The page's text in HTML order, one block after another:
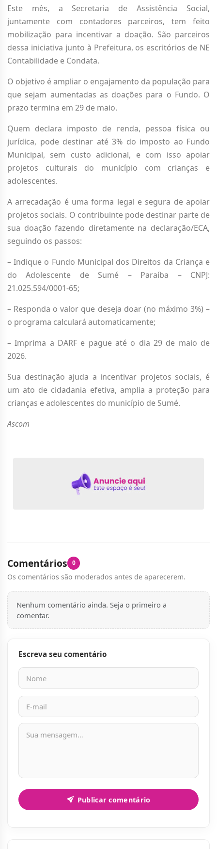
Este mês, a Secretaria de Assistência Social,
juntamente com contadores parceiros, tem feito
mobilização para incentivar a doação. São parceiros
dessa iniciativa junto à Prefeitura, os escritórios de NE
Contabilidade e Condata.
O objetivo é ampliar o engajamento da população para
que sejam aumentadas as doações para o Fundo. O
prazo termina em 29 de maio.
Quem declara imposto de renda, pessoa física ou
jurídica, pode destinar até 3% do imposto ao Fundo
Municipal, sem custo adicional, e com isso apoiar
projetos culturais do município com crianças e
adolescentes.
A arrecadação é uma forma legal e segura de apoiar
projetos sociais. O contribuinte pode destinar parte de
sua doação fazendo diretamente na declaração/ECA,
seguindo os passos:
– Indique o Fundo Municipal dos Direitos da Criança e
do Adolescente de Sumé – Paraíba – CNPJ:
21.025.594/0001-65;
– Responda o valor que deseja doar (no máximo 3%) –
o programa calculará automaticamente;
– Imprima a DARF e pague até o dia 29 de maio de
2026.
Sua destinação ajuda a incentivar projetos sociais, é
um ato de cidadania efetiva, amplia a proteção para
crianças e adolescentes do município de Sumé.
Ascom
Comentários 0
Os comentários são moderados antes de aparecerem.
Nenhum comentário ainda. Seja o primeiro a
comentar.
Escreva seu comentário
Nome
E-mail
Mensagem
Publicar comentário